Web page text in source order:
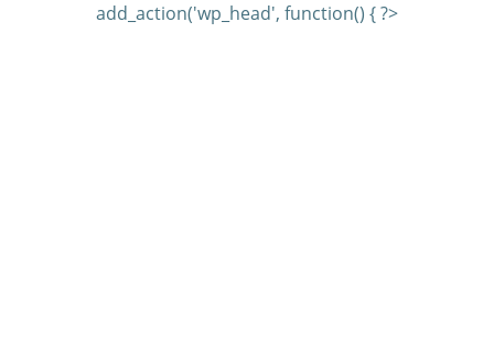
add_action('wp_head', function() { ?>